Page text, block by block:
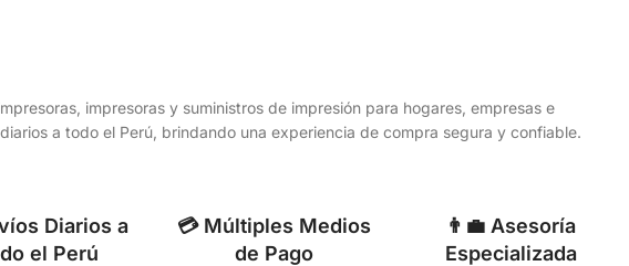
impresoras y suministros de impresión para hogares, empresas e
a todo el Perú, brindando una experiencia de compra segura y confiable.
Diarios a
el Perú
💳 Múltiples Medios
de Pago
👨‍💼 Asesoría
Especializada